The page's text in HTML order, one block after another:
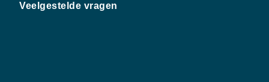
Veelgestelde vragen